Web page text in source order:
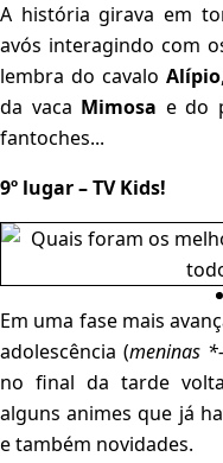
A história girava em
avós interagindo com
lembra do cavaloAlípio
da vaca Mimosa e do
fantoches...
9º lugar – TV Kids!
Em uma fase mais
adolescência (meninas
no final da tarde
alguns animes que já
e também novidades.